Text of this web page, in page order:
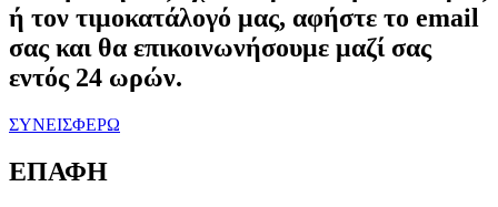
ή τον τιμοκατάλογό μας, αφήστε το email
σας και θα επικοινωνήσουμε μαζί σας
εντός 24 ωρών.
ΣΥΝΕΙΣΦΕΡΩ
ΕΠΑΦΗ